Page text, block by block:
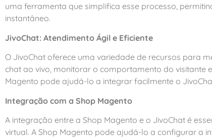
uma ferramenta que simplifica esse processo,
instantâneo.
JivoChat: Atendimento Ágil e Eficiente
O JivoChat oferece uma variedade de recursos para
chat ao vivo, monitorar o comportamento do visitante
Magento pode ajudá-lo a integrar facilmente o
Integração com a Shop Magento
A integração entre a Shop Magento e o JivoChat é
virtual. A Shop Magento pode ajudá-lo a configurar a